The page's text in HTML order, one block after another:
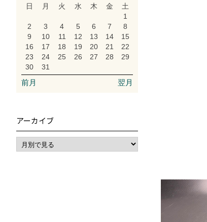
日 月 火 水 木 金
土
1
2
3 4 5 6 7
8
9
10 11 12 13 14
15
16
17 18 19 20 21
22
23
24 25 26 27 28
29
30
31
前月 翌月
アーカイブ